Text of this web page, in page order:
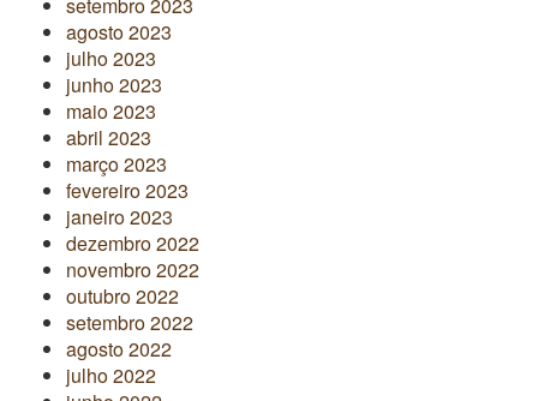
agosto 2023
julho 2023
junho 2023
maio 2023
abril 2023
março 2023
fevereiro 2023
janeiro 2023
dezembro 2022
novembro 2022
outubro 2022
setembro 2022
agosto 2022
julho 2022